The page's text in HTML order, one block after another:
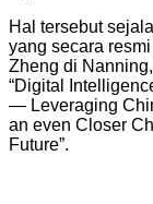
Hal tersebut
yang secara
Zheng di
“Digital
— Leveraging
an even Closer
Future”.